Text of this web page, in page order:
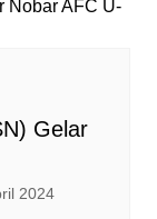
Gelar
2024